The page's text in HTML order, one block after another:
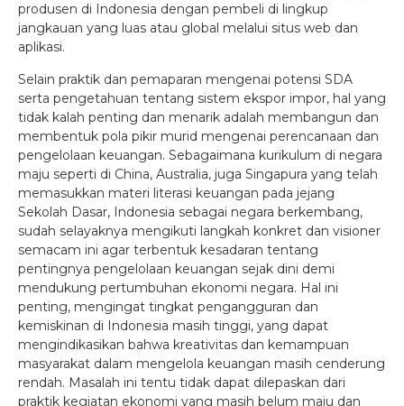
produsen di Indonesia dengan pembeli di lingkup
jangkauan yang luas atau global melalui situs web dan
aplikasi.
Selain praktik dan pemaparan mengenai potensi SDA
serta pengetahuan tentang sistem ekspor impor, hal yang
tidak kalah penting dan menarik adalah membangun dan
membentuk pola pikir murid mengenai perencanaan dan
pengelolaan keuangan. Sebagaimana kurikulum di negara
maju seperti di China, Australia, juga Singapura yang telah
memasukkan materi literasi keuangan pada jejang
Sekolah Dasar, Indonesia sebagai negara berkembang,
sudah selayaknya mengikuti langkah konkret dan visioner
semacam ini agar terbentuk kesadaran tentang
pentingnya pengelolaan keuangan sejak dini demi
mendukung pertumbuhan ekonomi negara. Hal ini
penting, mengingat tingkat pengangguran dan
kemiskinan di Indonesia masih tinggi, yang dapat
mengindikasikan bahwa kreativitas dan kemampuan
masyarakat dalam mengelola keuangan masih cenderung
rendah. Masalah ini tentu tidak dapat dilepaskan dari
praktik kegiatan ekonomi yang masih belum maju dan